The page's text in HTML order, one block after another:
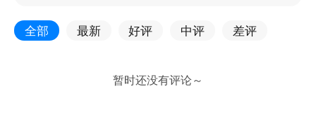
全部 最新 好评 中评 差评